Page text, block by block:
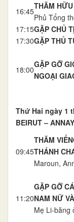
16:45
THĂM
Phủ Tổng
17:15GẶP CHỦ
17:30GẶP THỦ
18:00
GẶP GỠ
NGOẠI
Thứ Hai ngày 1
BEIRUT –
09:45
THĂM
THÁNH
Maroun,
11:20
GẶP GỠ
NAM NỮ
Mẹ Li-băng